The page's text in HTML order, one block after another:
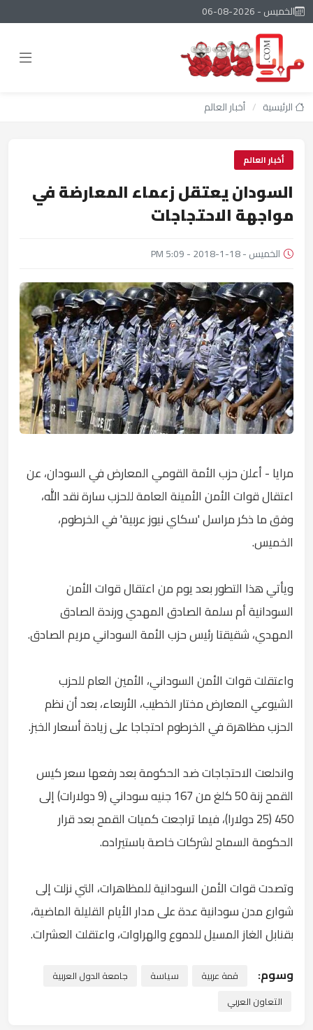
الخميس - 2026-08-06
الرئيسية / أخبار العالم
أخبار العالم
السودان يعتقل زعماء المعارضة في
مواجهة الاحتجاجات
الخميس - 18-1-2018 - 5:09 PM
مرايا - أعلن حزب الأمة القومي المعارض في السودان، عن
اعتقال قوات الأمن الأمينة العامة للحزب سارة نقد الله،
وفق ما ذكر مراسل 'سكاي نيوز عربية' في الخرطوم،
الخميس.
ويأتي هذا التطور بعد يوم من اعتقال قوات الأمن
السودانية أم سلمة الصادق المهدي ورندة الصادق
المهدي، شقيقتا رئيس حزب الأمة السوداني مريم الصادق.
واعتقلت قوات الأمن السوداني، الأمين العام للحزب
الشيوعي المعارض مختار الخطيب، الأربعاء، بعد أن نظم
الحزب مظاهرة في الخرطوم احتجاجا على زيادة أسعار الخبز.
واندلعت الاحتجاجات ضد الحكومة بعد رفعها سعر كيس
القمح زنة 50 كلغ من 167 جنيه سوداني (9 دولارات) إلى
450 (25 دولارا)، فيما تراجعت كميات القمح بعد قرار
الحكومة السماح لشركات خاصة باستيراده.
وتصدت قوات الأمن السودانية للمظاهرات، التي نزلت إلى
شوارع مدن سودانية عدة على مدار الأيام القليلة الماضية،
بقنابل الغاز المسيل للدموع والهراوات، واعتقلت العشرات.
وسوم: قمة عربية سياسة
جامعة الدول العربية
التعاون العربي